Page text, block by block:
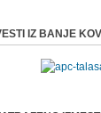
IZ BANJE